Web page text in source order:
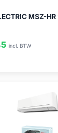
MSZ-
incl. BTW